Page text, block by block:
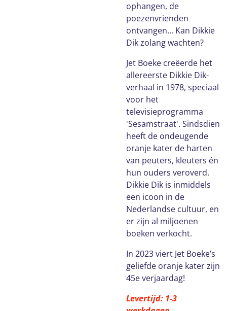
ophangen, de
poezenvrienden
ontvangen... Kan Dikkie
Dik zolang wachten?
Jet Boeke creëerde het
allereerste Dikkie Dik-
verhaal in 1978, speciaal
voor het
televisieprogramma
'Sesamstraat'. Sindsdien
heeft de ondeugende
oranje kater de harten
van peuters, kleuters én
hun ouders veroverd.
Dikkie Dik is inmiddels
een icoon in de
Nederlandse cultuur, en
er zijn al miljoenen
boeken verkocht.
In 2023 viert Jet Boeke’s
geliefde oranje kater zijn
45e verjaardag!
Levertijd: 1-3